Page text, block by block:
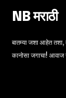
NB मराठी
बातम्या जशा आहेत तशा,
कानोसा जगाचा! आवाज